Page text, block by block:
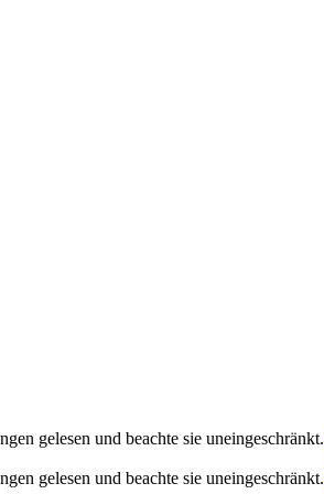
gelesen und beachte sie uneingeschränkt.
gelesen und beachte sie uneingeschränkt.